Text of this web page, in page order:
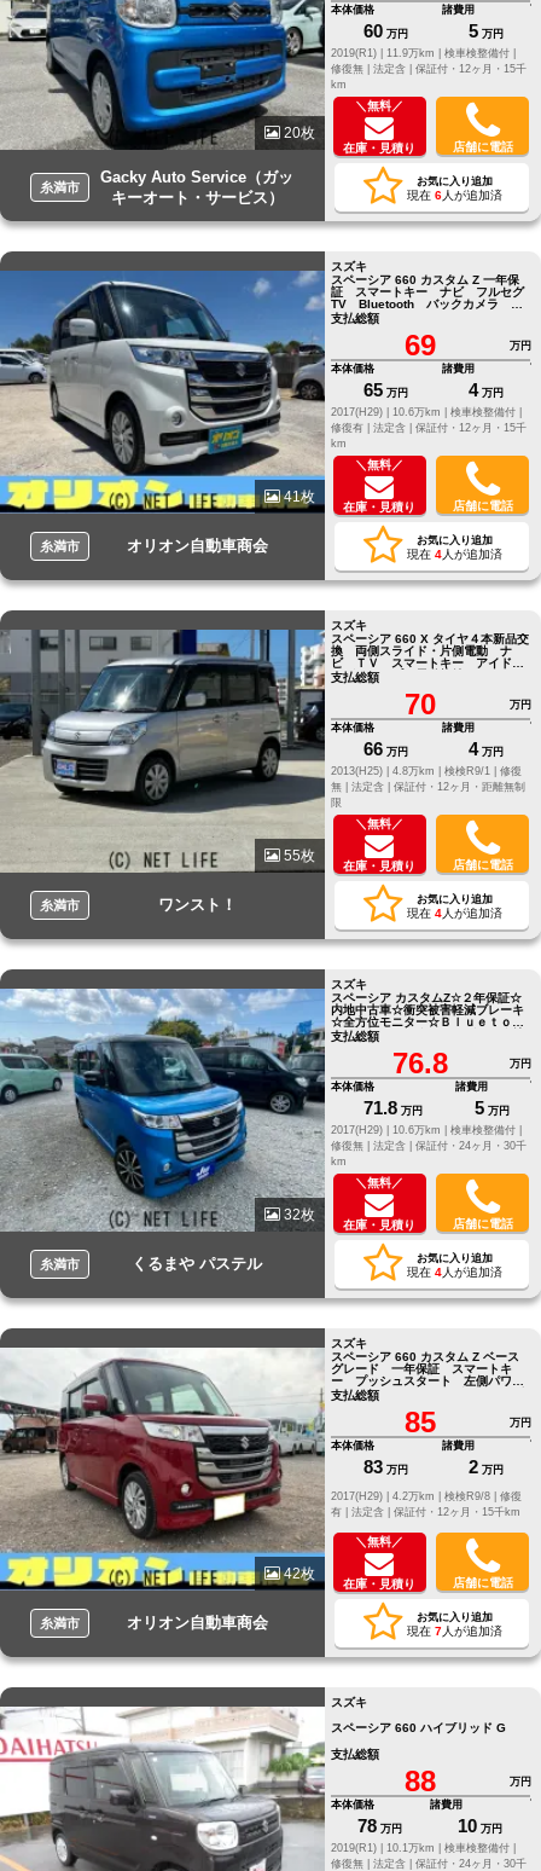
20枚
糸満市
Gacky Auto Service（ガッ
キーオート・サービス）
本体価格
60 万円
諸費用
5 万円
2019(R1) |
11.9万km |
検車検整備付 |
修復無 | 法定含 | 保証付・12ヶ月・15千
km
＼無料／
在庫・見積り 店舗に電話
お気に入り追加
現在 6人が追加済
41枚
糸満市 オリオン自動車商会
スズキ
スペーシア 660 カスタム Z 一年保
証 スマートキー ナビ フルセグ
TV Bluetooth バックカメラ
ETC
支払総額
69
万円
本体価格
65 万円
諸費用
4 万円
2017(H29) |
10.6万km |
検車検整備付 |
修復有 | 法定含 | 保証付・12ヶ月・15千
km
＼無料／
在庫・見積り 店舗に電話
お気に入り追加
現在 4人が追加済
55枚
糸満市 ワンスト！
スズキ
スペーシア 660 X タイヤ４本新品交
換 両側スライド・片側電動 ナ
ビ ＴＶ スマートキー アイドリ
ングストップ 電動格納
支払総額
70
万円
本体価格
66 万円
諸費用
4 万円
2013(H25) |
4.8万km | 検検R9/1 | 修復
無 | 法定含 | 保証付・12ヶ月・距離無制
限
＼無料／
在庫・見積り 店舗に電話
お気に入り追加
現在 4人が追加済
32枚
糸満市 くるまや パステル
スズキ
スペーシア カスタムZ☆２年保証☆
内地中古車☆衝突被害軽減ブレーキ
☆全方位モニター☆Ｂｌｕｅｔｏｏ
ｔｈオーディオ☆フルセグＴＶ☆純
正ナビ☆両側パワースライド☆ETC
支払総額
76.8
万円
本体価格
71.8 万円
諸費用
5 万円
2017(H29) |
10.6万km |
検車検整備付 |
修復無 | 法定含 | 保証付・24ヶ月・30千
km
＼無料／
在庫・見積り 店舗に電話
お気に入り追加
現在 4人が追加済
42枚
糸満市 オリオン自動車商会
スズキ
スペーシア 660 カスタム Z ベース
グレード 一年保証 スマートキ
ー プッシュスタート 左側パワー
スライドドア フルセグＴＶ ナビ
支払総額
85
万円
本体価格
83 万円
諸費用
2 万円
修復
有 | 法定含 | 保証付・12ヶ月・15千km
＼無料／
在庫・見積り 店舗に電話
お気に入り追加
現在 7人が追加済
スズキ
スペーシア 660 ハイブリッド G
支払総額
88
万円
本体価格
78 万円
諸費用
10 万円
2019(R1) |
10.1万km |
検車検整備付 |
修復無 | 法定含 | 保証付・24ヶ月・30千